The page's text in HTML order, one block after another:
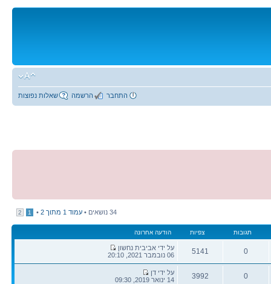
שאלות נפוצות הרשמה התחבר
34 נושאים • עמוד 1 מתוך 2
•
1
2
תגובות צפיות הודעה אחרונה
0
תגובות
5141
צפיות
הודעה
אחרונה
על ידי אביבית נחשון
06 נובמבר 2021, 20:10
0
3992
הודעה
אחרונה
על ידי דן
14 ינואר 2019, 09:30